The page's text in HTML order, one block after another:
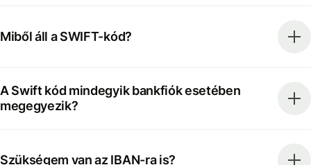
Miből áll a SWIFT-kód?
A Swift kód mindegyik bankfiók esetében
megegyezik?
Szükségem van az IBAN-ra is?